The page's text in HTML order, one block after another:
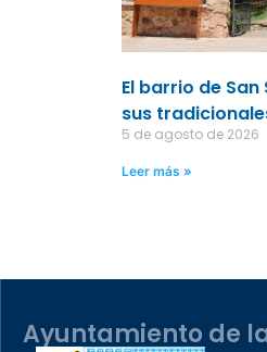
El barrio de
sus
5 de agosto de 2026
Leer más »
Ayuntamiento de